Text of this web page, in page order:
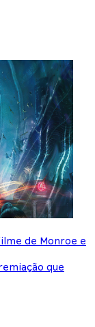
de Monroe e
que